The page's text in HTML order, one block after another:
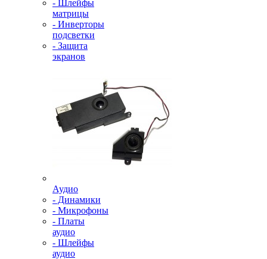
- Шлейфы
матрицы
- Инверторы
подсветки
- Защита
экранов
Аудио
- Динамики
- Микрофоны
- Платы
аудио
- Шлейфы
аудио